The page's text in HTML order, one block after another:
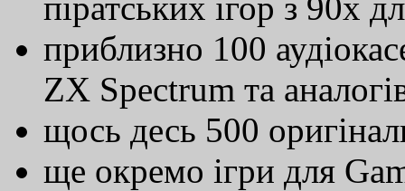
приблизно 100
ZX Spectrum та
щось десь 500
ще окремо ігри для